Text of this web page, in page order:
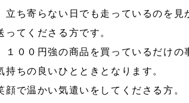
ち寄らない日でも走っているのを見
てくださる方です。
００円強の商品を買っているだけの
ちの良いひとときとなります。
で温かい気遣いをしてくださる方。